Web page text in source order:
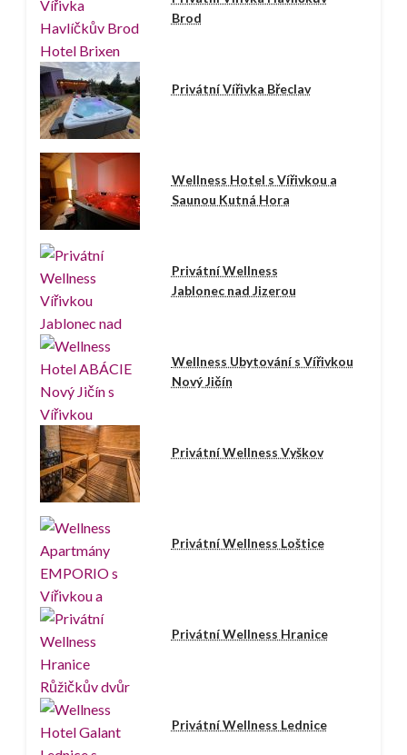
Brod
Privátní Vířivka Břeclav
Wellness Hotel s Vířivkou a
Saunou Kutná Hora
Privátní Wellness
Jablonec nad Jizerou
Wellness Ubytování s Vířivkou
Nový Jičín
Privátní Wellness Vyškov
Privátní Wellness Loštice
Privátní Wellness Hranice
Privátní Wellness Lednice